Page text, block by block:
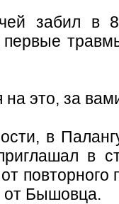
забил в
это, за
в
в
повторного
от Бышовца.